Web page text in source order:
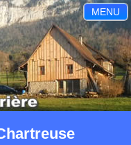
MENU